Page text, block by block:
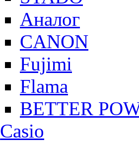
Аналог
CANON
Fujimi
Flama
BETTER
Casio